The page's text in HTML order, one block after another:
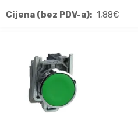
Cijena (bez PDV-a): 1,88€